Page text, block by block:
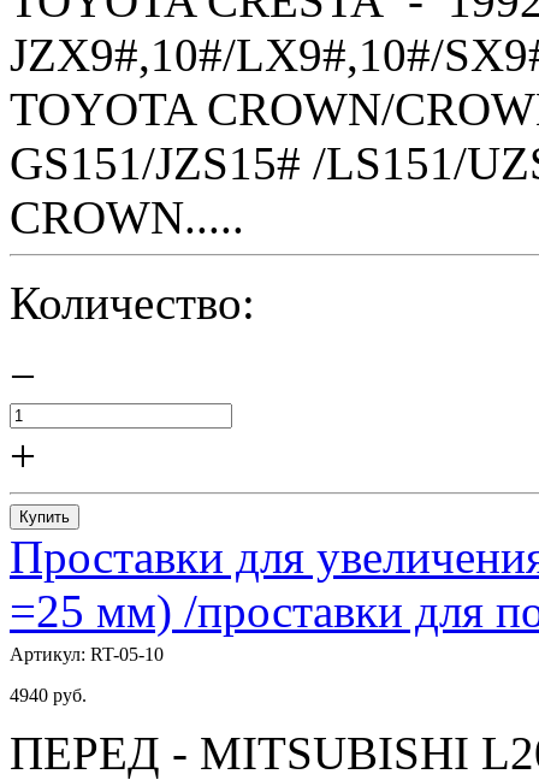
JZX9#,10#/LX9#,10#/
TOYOTA CROWN/
GS151/JZS15# /LS151/
CROWN.....
Количество:
−
+
Купить
Проставки для
=25 мм) /проставки для
Артикул: RT-05-10
4940 руб.
ПЕРЕД - MITSUBISHI